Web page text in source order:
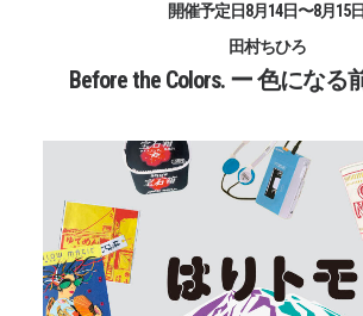
開催予定日8月14日〜8月15日
田村ちひろ
Before the Colors. ー 色になる